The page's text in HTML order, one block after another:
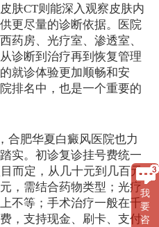
肤CT则能深入观察皮肤内
更尽量的诊断依据。医院
药房、光疗室、渗透室、
诊断到治疗再到恢复管理
就诊体验更加顺畅和安
排名中，也是一个重要的
合肥华夏白癜风医院也力
实。初诊复诊挂号费统一
而定，从几十元到几百元
，需结合药物类型；光疗
不等；手术治疗一般在千
，支持现金、刷卡、支付
我
要
咨